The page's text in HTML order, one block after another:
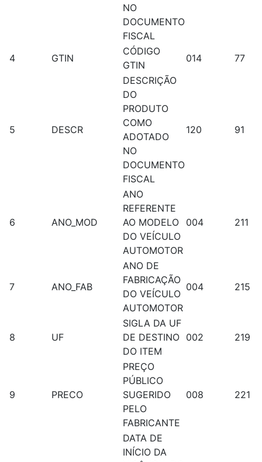
NO
DOCUMENTO
FISCAL
4 GTIN
CÓDIGO
GTIN
014 77
5 DESCR
DESCRIÇÃO
DO
PRODUTO
COMO
ADOTADO
NO
DOCUMENTO
FISCAL
120 91
6 ANO_MOD
ANO
REFERENTE
AO MODELO
DO VEÍCULO
AUTOMOTOR
004 211
7 ANO_FAB
ANO DE
FABRICAÇÃO
DO VEÍCULO
AUTOMOTOR
004 215
8 UF
SIGLA DA UF
DE DESTINO
DO ITEM
002 219
9 PRECO
PREÇO
PÚBLICO
SUGERIDO
PELO
FABRICANTE
008 221
DATA DE
INÍCIO DA